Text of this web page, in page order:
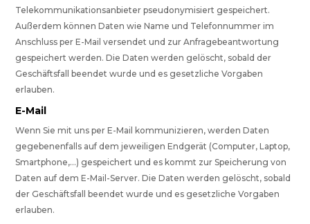
Telekommunikationsanbieter pseudonymisiert gespeichert.
Außerdem können Daten wie Name und Telefonnummer im
Anschluss per E-Mail versendet und zur Anfragebeantwortung
gespeichert werden. Die Daten werden gelöscht, sobald der
Geschäftsfall beendet wurde und es gesetzliche Vorgaben
erlauben.
E-Mail
Wenn Sie mit uns per E-Mail kommunizieren, werden Daten
gegebenenfalls auf dem jeweiligen Endgerät (Computer, Laptop,
Smartphone,…) gespeichert und es kommt zur Speicherung von
Daten auf dem E-Mail-Server. Die Daten werden gelöscht, sobald
der Geschäftsfall beendet wurde und es gesetzliche Vorgaben
erlauben.